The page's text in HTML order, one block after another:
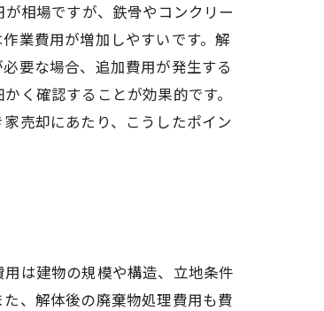
相場ですが、鉄骨やコンクリー
業費用が増加しやすいです。解
要な場合、追加費用が発生する
く確認することが効果的です。
売却にあたり、こうしたポイン
は建物の規模や構造、立地条件
、解体後の廃棄物処理費用も費